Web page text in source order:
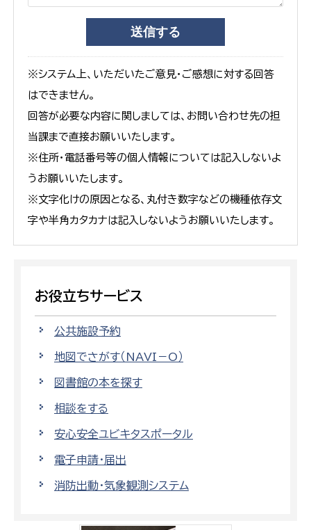
※システム上、いただいたご意見・ご感想に対する回答
はできません。
回答が必要な内容に関しましては、お問い合わせ先の担
当課まで直接お願いいたします。
※住所・電話番号等の個人情報については記入しないよ
うお願いいたします。
※文字化けの原因となる、丸付き数字などの機種依存文
字や半角カタカナは記入しないようお願いいたします。
お役立ちサービス
公共施設予約
地図でさがす（NAVI－O）
図書館の本を探す
相談をする
安心安全ユビキタスポータル
電子申請・届出
消防出動・気象観測システム